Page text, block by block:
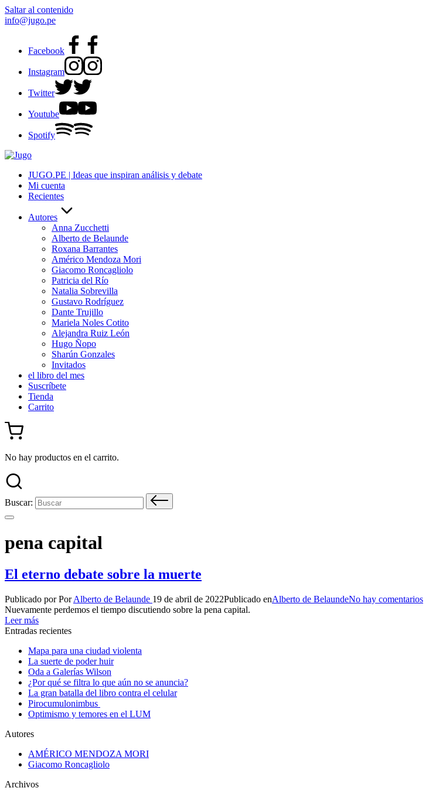
Saltar al contenido
info@jugo.pe
Facebook
Instagram
Twitter
Youtube
Spotify
JUGO.PE | Ideas que inspiran análisis y debate
Mi cuenta
Recientes
Autores
Anna Zucchetti
Alberto de Belaunde
Roxana Barrantes
Américo Mendoza Mori
Giacomo Roncagliolo
Patricia del Río
Natalia Sobrevilla
Gustavo Rodríguez
Dante Trujillo
Mariela Noles Cotito
Alejandra Ruiz León
Hugo Ñopo
Sharún Gonzales
Invitados
el libro del mes
Suscríbete
Tienda
Carrito
No hay productos en el carrito.
Buscar:
pena capital
El eterno debate sobre la muerte
Publicado por PorAlberto de Belaunde 19 de abril de 2022Publicado enAlberto de BelaundeNo hay comentarios
Nuevamente perdemos el tiempo discutiendo sobre la pena capital.
Leer más
Entradas recientes
Mapa para una ciudad violenta
La suerte de poder huir
Oda a Galerías Wilson
¿Por qué se filtra lo que aún no se anuncia?
La gran batalla del libro contra el celular
Pirocumulonimbus
Optimismo y temores en el LUM
Autores
AMÉRICO MENDOZA MORI
Giacomo Roncagliolo
Archivos